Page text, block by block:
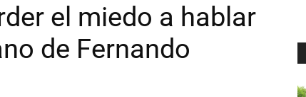
el miedo a hablar
de Fernando